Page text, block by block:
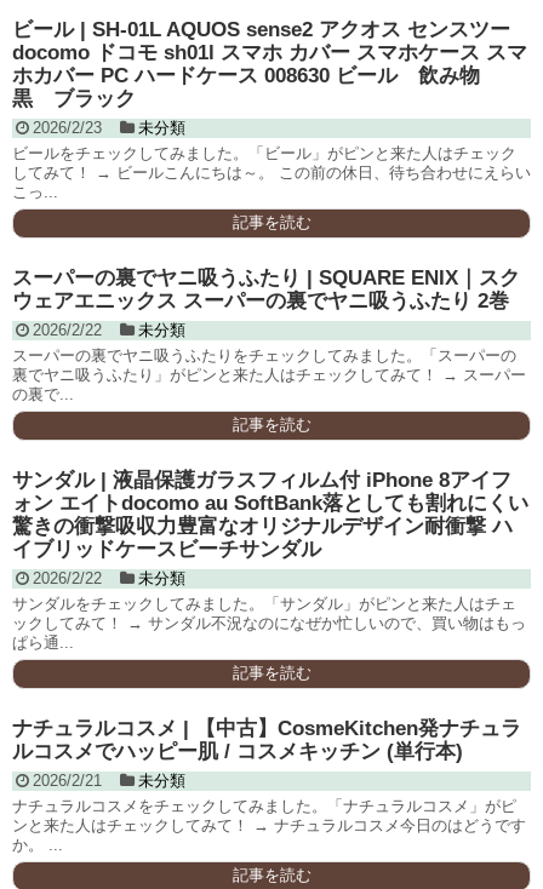
ビール | SH-01L AQUOS sense2 アクオス センスツー
docomo ドコモ sh01l スマホ カバー スマホケース スマ
ホカバー PC ハードケース 008630 ビール 飲み物
黒 ブラック
2026/2/23
未分類
ビールをチェックしてみました。「ビール」がピンと来た人はチェック
してみて！ → ビールこんにちは～。 この前の休日、待ち合わせにえらい
こっ...
記事を読む
スーパーの裏でヤニ吸うふたり | SQUARE ENIX｜スク
ウェアエニックス スーパーの裏でヤニ吸うふたり 2巻
2026/2/22
未分類
スーパーの裏でヤニ吸うふたりをチェックしてみました。「スーパーの
裏でヤニ吸うふたり」がピンと来た人はチェックしてみて！ → スーパー
の裏で...
記事を読む
サンダル | 液晶保護ガラスフィルム付 iPhone 8アイフ
ォン エイトdocomo au SoftBank落としても割れにくい
驚きの衝撃吸収力豊富なオリジナルデザイン耐衝撃 ハ
イブリッドケースビーチサンダル
2026/2/22
未分類
サンダルをチェックしてみました。「サンダル」がピンと来た人はチェ
ックしてみて！ → サンダル不況なのになぜか忙しいので、買い物はもっ
ぱら通...
記事を読む
ナチュラルコスメ | 【中古】CosmeKitchen発ナチュラ
ルコスメでハッピー肌 / コスメキッチン (単行本)
2026/2/21
未分類
ナチュラルコスメをチェックしてみました。「ナチュラルコスメ」がピ
ンと来た人はチェックしてみて！ → ナチュラルコスメ今日のはどうです
か。 ...
記事を読む